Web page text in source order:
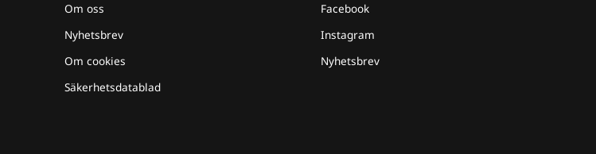
Om oss
Nyhetsbrev
Om cookies
Säkerhetsdatablad
Facebook
Instagram
Nyhetsbrev